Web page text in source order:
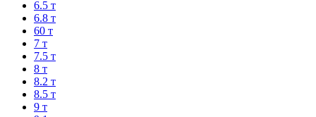
6.5 т
6.8 т
60 т
7 т
7.5 т
8 т
8.2 т
8.5 т
9 т